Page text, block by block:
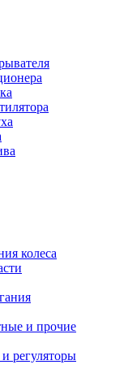
колеса
и прочие
регуляторы